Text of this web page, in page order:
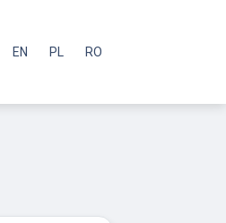
EN PL RO